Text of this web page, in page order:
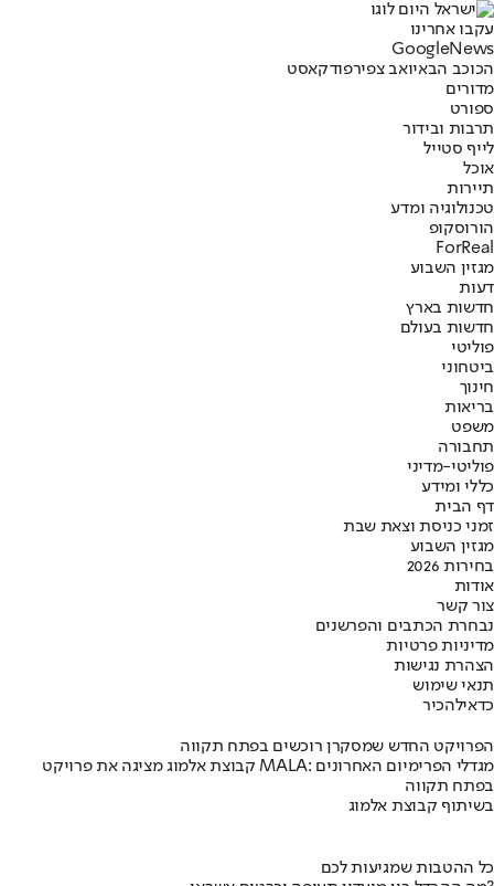
עקבו אחרינו
Googl eNews
הכוכב הבאיואב צפירפודקאסט
מדורים
ספורט
תרבות ובידור
לייף סטייל
אוכל
תיירות
טכנולוגיה ומדע
הורוסקופ
ForReal
מגזין השבוע
דעות
חדשות בארץ
חדשות בעולם
פוליטי
ביטחוני
חינוך
בריאות
משפט
תחבורה
פוליטי-מדיני
כללי ומידע
דף הבית
זמני כניסת וצאת שבת
מגזין השבוע
בחירות 2026
אודות
צור קשר
נבחרת הכתבים והפרשנים
מדיניות פרטיות
הצהרת נגישות
תנאי שימוש
כדאילהכיר
הפרויקט החדש שמסקרן רוכשים בפתח תקווה
קבוצת אלמוג מציגה את פרויקט MALA: מגדלי הפרימיום האחרונים
בפתח תקווה
בשיתוף קבוצת אלמוג
כל ההטבות שמגיעות לכם